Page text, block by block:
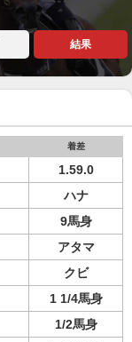
結果
着差
1.59.0
ハナ
9馬身
アタマ
クビ
1 1/4馬身
1/2馬身